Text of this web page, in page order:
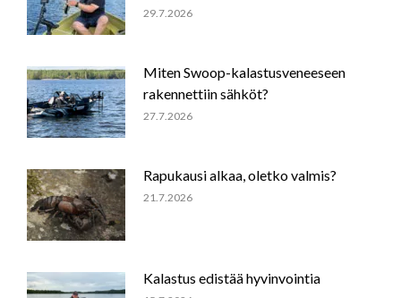
29.7.2026
Miten Swoop-kalastusveneeseen
rakennettiin sähköt?
27.7.2026
Rapukausi alkaa, oletko valmis?
21.7.2026
Kalastus edistää hyvinvointia